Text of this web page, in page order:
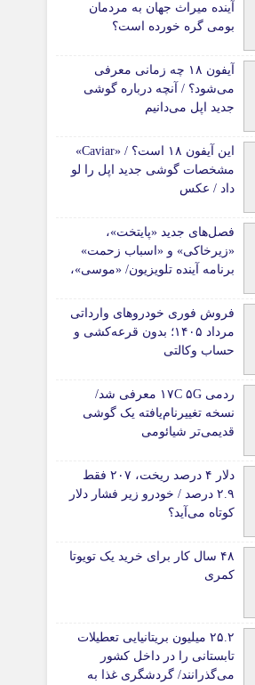
آینده میراث جهان به مردمان
بومی گره خورده است؟
آیفون ۱۸ چه زمانی معرفی
می‌شود؟ / آنچه درباره گوشی
جدید اپل می‌دانیم
این آیفون ۱۸ است؟ / «Caviar»
مشخصات گوشی جدید اپل را لو
داد / عکس
فصل‌های جدید «پایتخت»،
«زیرخاکی» و «اسباب زحمت»
برنامه آینده تلویزیون/ «موسی»،
جدید دیگر هم می‌آیند
فروش فوری خودروهای وارداتی
مرداد ۱۴۰۵؛ بدون قرعه‌کشی و
حساب وکالتی
ردمی ۱۷C ۵G معرفی شد/
نسخه تغییرنام‌یافته یک گوشی
قدیمی‌تر شیائومی
دلار ۴ درصد ریخت، ۲۰۷ فقط
۲.۹ درصد / خودرو زیر فشار دلار
کوتاه می‌آید؟
۴۸ سال کار برای خرید یک تویوتا
کمری
۲۵.۲ میلیون بریتانیایی تعطیلات
تابستانی را در داخل کشور
می‌گذرانند/ گردشگری غذا به